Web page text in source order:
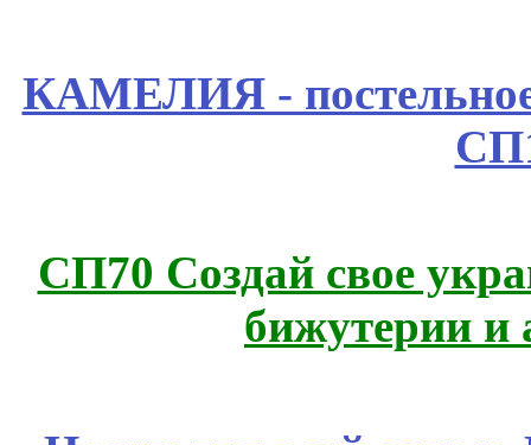
КАМЕЛИЯ -
СП70 Создай свое
бижутерии и